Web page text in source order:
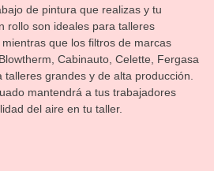
de pintura que realizas y tu
rollo son ideales para talleres
que los filtros de marcas
Cabinauto, Celette, Fergasa
grandes y de alta producción.
mantendrá a tus trabajadores
del aire en tu taller.